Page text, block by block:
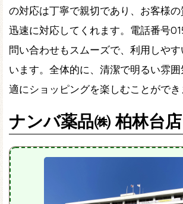
の対応は丁寧で親切であり、お客様
迅速に対応してくれます。電話番号
問い合わせもスムーズで、利用しや
います。全体的に、清潔で明るい雰
適にショッピングを楽しむことができ
ナンバ薬品㈱ 柏林台店